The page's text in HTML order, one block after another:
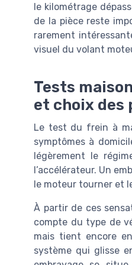
le kilométrage
de la pièce reste
rarement
visuel du volant
Tests
et choix des
Le test du frein à
symptômes à
légèrement le
l’accélérateur. Un
le moteur tourner et
À partir de ces
compte du type de
mais tient encore
système qui glisse